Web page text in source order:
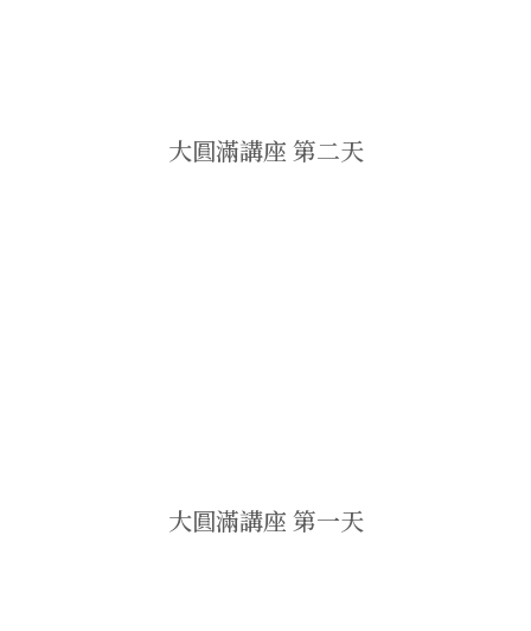
大圓滿講座 第二天
大圓滿講座 第一天